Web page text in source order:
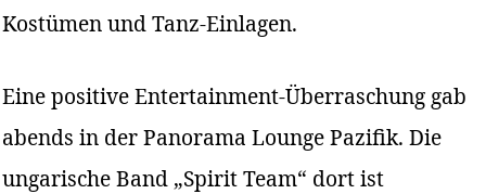
Kostümen und Tanz-Einlagen.
Eine positive Entertainment-Überraschung gab
abends in der Panorama Lounge Pazifik. Die
ungarische Band „Spirit Team“ dort ist